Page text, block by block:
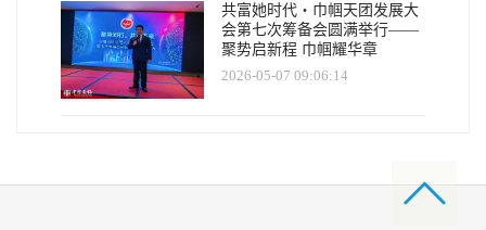
共富她时代・巾帼天团发展大
会第七次筹备会圆满举行——
聚势启新程 巾帼耀华章
2026-05-07 09:06:14